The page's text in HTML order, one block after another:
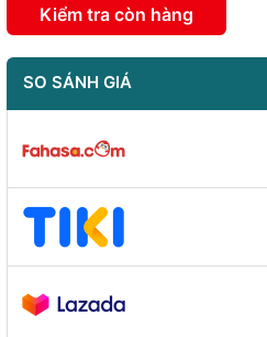
Kiểm tra còn hàng
SO SÁNH GIÁ